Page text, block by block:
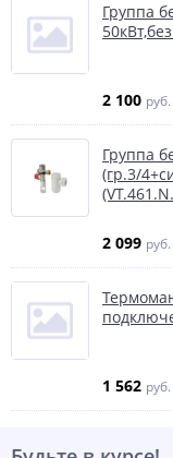
Группа
2 100 руб.
Группа
(гр.3/
2 099 руб.
1 562 руб.